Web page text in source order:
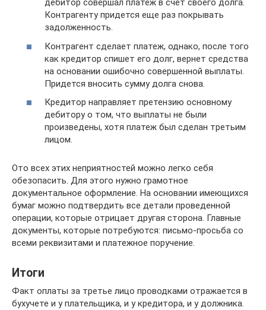
дебитор совершал платеж в счет своего долга.
Контрагенту придется еще раз покрывать
задолженность.
Контрагент сделает платеж, однако, после того
как кредитор спишет его долг, вернет средства
на основании ошибочно совершенной выплаты.
Придется вносить сумму долга снова.
Кредитор направляет претензию основному
дебитору о том, что выплаты не были
произведены, хотя платеж был сделан третьим
лицом.
Ото всех этих неприятностей можно легко себя
обезопасить. Для этого нужно грамотное
документальное оформление. На основании имеющихся
бумаг можно подтвердить все детали проведенной
операции, которые отрицает другая сторона. Главные
документы, которые потребуются: письмо-просьба со
всеми реквизитами и платежное поручение.
Итоги
Факт оплаты за третье лицо проводками отражается в
бухучете и у плательщика, и у кредитора, и у должника.